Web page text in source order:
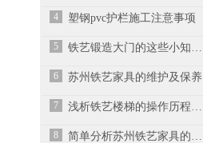
4 塑钢pvc护栏施工注意事项
5 铁艺锻造大门的这些小知识，你清楚吗？
6 苏州铁艺家具的维护及保养
7 浅析铁艺楼梯的操作历程及物性能
8 简单分析苏州铁艺家具的保养技巧